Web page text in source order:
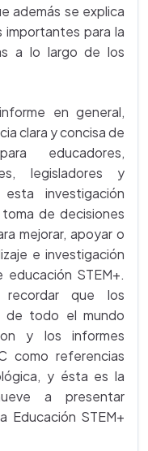
además se explica
para la
a lo largo de los
en general,
clara y concisa de
educadores,
legisladores y
investigación
de decisiones
mejorar, apoyar o
e investigación
STEM+.
que los
de todo el mundo
y los informes
como referencias
y ésta es la
a presentar
Educación STEM+